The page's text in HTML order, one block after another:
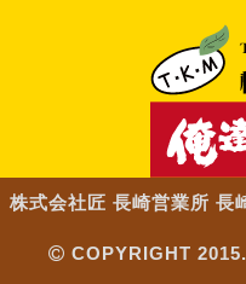
株式会社匠 長崎営業所 長
COPYRIGHT